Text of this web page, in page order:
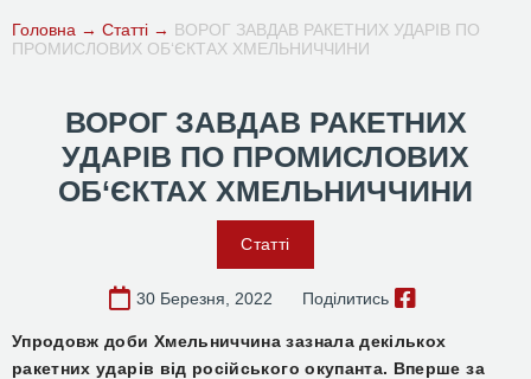
Головна → Статті → ВОРОГ ЗАВДАВ РАКЕТНИХ УДАРІВ ПО
ПРОМИСЛОВИХ ОБ‘ЄКТАХ ХМЕЛЬНИЧЧИНИ
ВОРОГ ЗАВДАВ РАКЕТНИХ
УДАРІВ ПО ПРОМИСЛОВИХ
ОБ‘ЄКТАХ ХМЕЛЬНИЧЧИНИ
Статті
30 Березня, 2022 Поділитись
Упродовж доби Хмельниччина зазнала декількох
ракетних ударів від російського окупанта. Вперше за